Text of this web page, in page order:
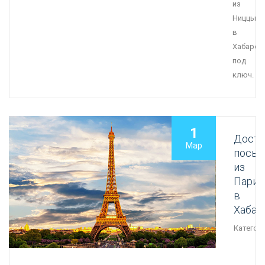
из
Ниццы
в
под
ключ.
1
Мар
из
в